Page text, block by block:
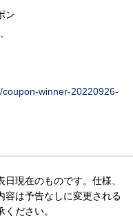
ン
winner-20220926-
現在のものです。仕様、
容は予告なしに変更される
ださい。